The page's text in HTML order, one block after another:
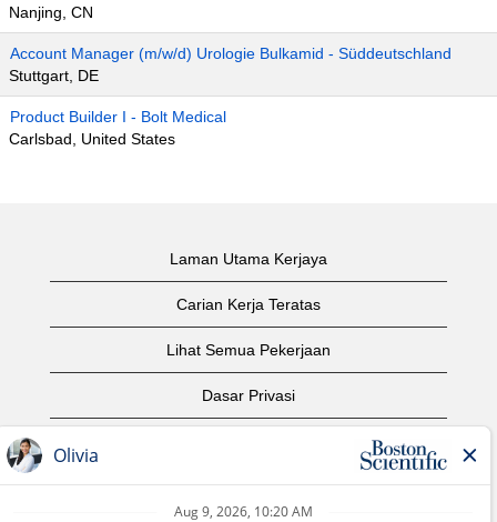
Nanjing, CN
Account Manager (m/w/d) Urologie Bulkamid - Süddeutschland
Stuttgart, DE
Product Builder I - Bolt Medical
Carlsbad, United States
Laman Utama Kerjaya
Carian Kerja Teratas
Lihat Semua Pekerjaan
Dasar Privasi
Notis Hak Cipta